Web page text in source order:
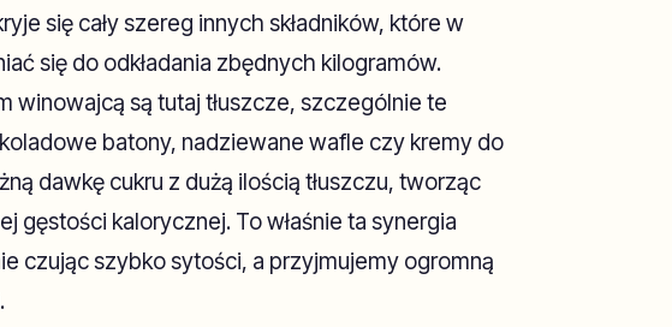
się cały szereg innych składników, które w
się do odkładania zbędnych kilogramów.
winowajcą są tutaj tłuszcze, szczególnie te
batony, nadziewane wafle czy kremy do
dawkę cukru z dużą ilością tłuszczu, tworząc
gęstości kalorycznej. To właśnie ta synergia
czując szybko sytości, a przyjmujemy ogromną